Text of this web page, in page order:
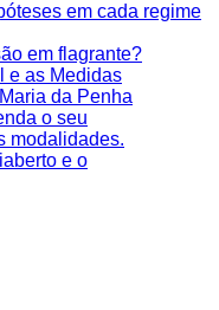
em cada regime
em flagrante?
e as Medidas
da Penha
o seu
modalidades.
e o